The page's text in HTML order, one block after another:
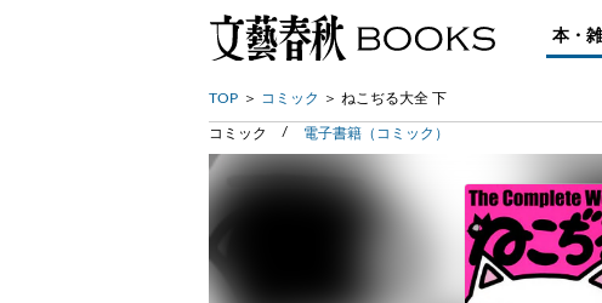
本・
TOP コミック ねこぢる大全 下
コミック 電子書籍（コミック）